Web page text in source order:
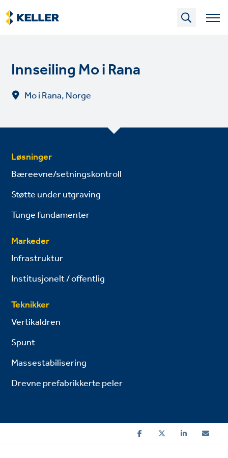
Skip
to
main
Innseiling Mo i Rana
Mo i Rana, Norge
Løsninger
Bæreevne/setningskontroll
Støtte under utgraving
Tunge fundamenter
Markeder
Infrastruktur
Institusjonelt / offentlig
Teknikker
Vertikaldren
Spunt
Massestabilisering
Drevne prefabrikkerte peler